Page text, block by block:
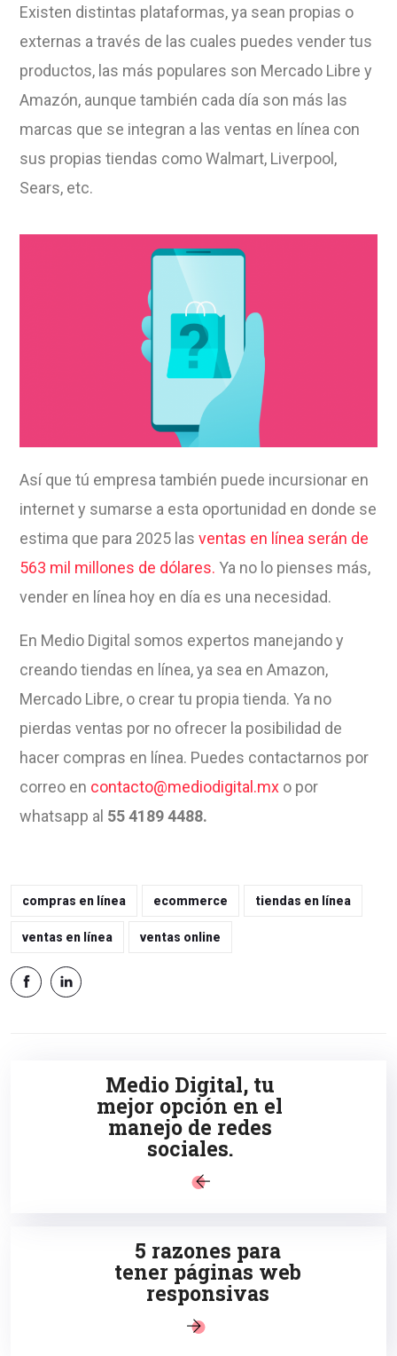
Existen distintas plataformas, ya sean propias o
externas a través de las cuales puedes vender tus
productos, las más populares son Mercado Libre y
Amazón, aunque también cada día son más las
marcas que se integran a las ventas en línea con
sus propias tiendas como Walmart, Liverpool,
Sears, etc.
Así que tú empresa también puede incursionar en
internet y sumarse a esta oportunidad en donde se
estima que para 2025 las ventas en línea serán de
563 mil millones de dólares. Ya no lo pienses más,
vender en línea hoy en día es una necesidad.
En Medio Digital somos expertos manejando y
creando tiendas en línea, ya sea en Amazon,
Mercado Libre, o crear tu propia tienda. Ya no
pierdas ventas por no ofrecer la posibilidad de
hacer compras en línea. Puedes contactarnos por
correo en contacto@mediodigital.mx o por
whatsapp al 55 4189 4488.
compras en línea ecommerce tiendas en línea
ventas en línea ventas online
Medio Digital, tu
mejor opción en el
manejo de redes
sociales.
5 razones para
tener páginas web
responsivas